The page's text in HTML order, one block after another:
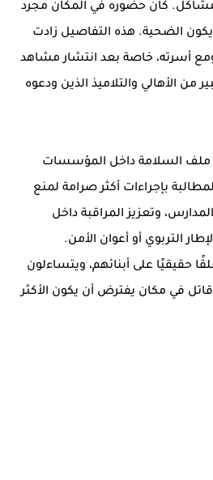
كان حضوره في المكان مجرد
الضحية. هذه التفاصيل زادت
أسرته، خاصة بعد انتشار مشاهد
من الأهالي والتلاميذ الذين ودعوه
ملف السلامة داخل المؤسسات
بإجراءات أكثر صرامة لمنع
وتعزيز المراقبة داخل
التربوي أو أعوان الأمن.
حقيقيًا على أبنائهم، ويتساءلون
في مكان يفترض أن يكون الأكثر